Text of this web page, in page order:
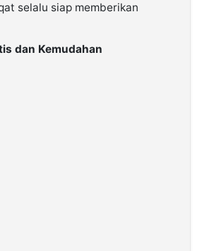
selalu siap memberikan
dan Kemudahan